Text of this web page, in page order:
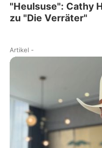
"Heulsuse": Cathy
zu "Die Verräter"
Artikel -